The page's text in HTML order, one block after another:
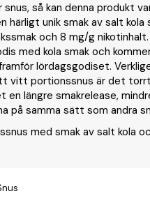
så kan denna produkt
härligt unik smak av salt kola
och 8 mg/g nikotinhalt.
med kola smak och
lördagsgodiset.
vitt portionssnus är det
längre smakrelease,
på samma sätt som andra
med smak av salt kola